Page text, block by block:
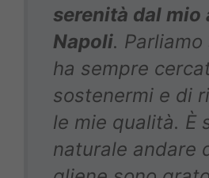
serenità dal mio
Napoli. Parliamo
ha sempre
sostenermi e di
le mie qualità. È
naturale andare